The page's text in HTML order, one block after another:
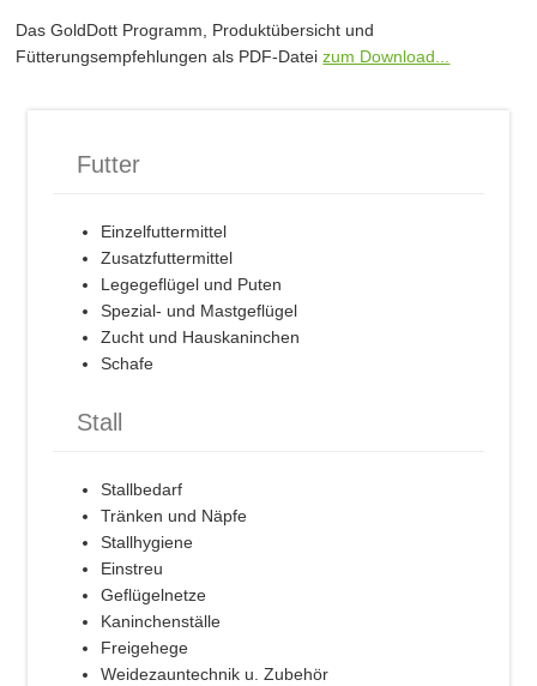
Das GoldDott Programm, Produktübersicht und
Fütterungsempfehlungen als PDF-Dateizum Download...
Futter
Einzelfuttermittel
Zusatzfuttermittel
Legegeflügel und Puten
Spezial- und Mastgeflügel
Zucht und Hauskaninchen
Schafe
Stall
Stallbedarf
Tränken und Näpfe
Stallhygiene
Einstreu
Geflügelnetze
Kaninchenställe
Freigehege
Weidezauntechnik u. Zubehör